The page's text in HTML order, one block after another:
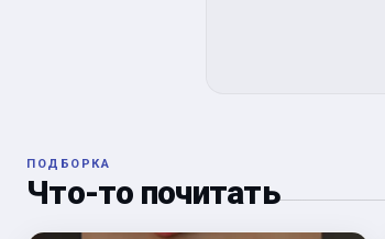
ПОДБОРКА
Что-то почитать